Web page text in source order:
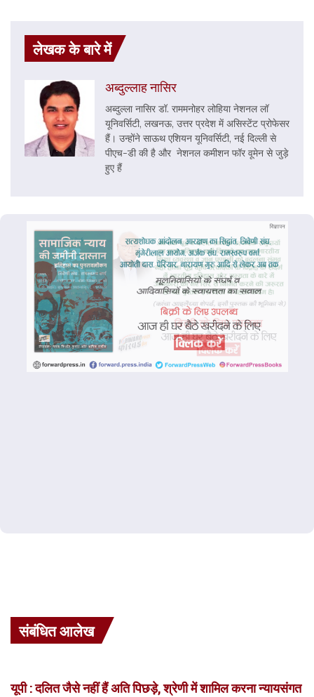
लेखक के बारे में
अब्दुल्लाह नासिर
अब्दुल्ला नासिर डॉ. राममनोहर लोहिया नेशनल लॉ
यूनिवर्सिटी, लखनऊ, उत्तर प्रदेश में असिस्टेंट प्रोफेसर
हैं। उन्होंने साऊथ एशियन यूनिवर्सिटी, नई दिल्ली से
पीएच-डी की है और नेशनल कमीशन फॉर वूमेन से जुड़े
हुए हैं
संबंधित आलेख
यूपी : दलित जैसे नहीं हैं अति पिछड़े, श्रेणी में शामिल करना न्यायसंगत